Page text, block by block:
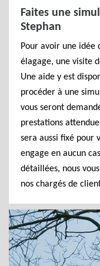
Faites une
Stephan
Pour avoir une idée
élagage, une visite
Une aide y est
procéder à une
vous seront
prestations
sera aussi fixé pour
engage en aucun
détaillées, nous
nos chargés de